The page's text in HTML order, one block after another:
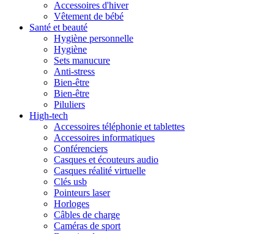
Accessoires d'hiver
Vêtement de bébé
Santé et beauté
Hygiène personnelle
Hygiène
Sets manucure
Anti-stress
Bien-être
Bien-être
Piluliers
High-tech
Accessoires téléphonie et tablettes
Accessoires informatiques
Conférenciers
Casques et écouteurs audio
Casques réalité virtuelle
Clés usb
Pointeurs laser
Horloges
Câbles de charge
Caméras de sport